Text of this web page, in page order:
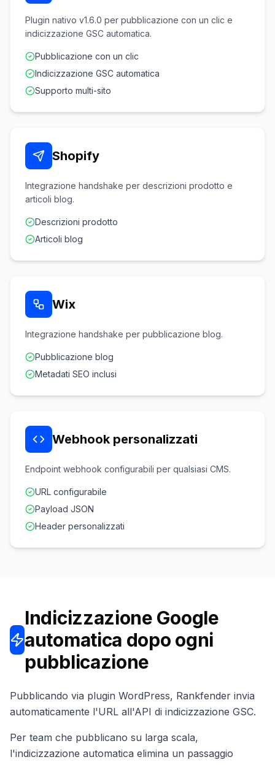
Plugin nativo v1.6.0 per pubblicazione con un clic e
indicizzazione GSC automatica.
Pubblicazione con un clic
Indicizzazione GSC automatica
Supporto multi-sito
Shopify
Integrazione handshake per descrizioni prodotto e
articoli blog.
Descrizioni prodotto
Articoli blog
Wix
Integrazione handshake per pubblicazione blog.
Pubblicazione blog
Metadati SEO inclusi
Webhook personalizzati
Endpoint webhook configurabili per qualsiasi CMS.
URL configurabile
Payload JSON
Header personalizzati
Indicizzazione Google
automatica dopo ogni
pubblicazione
Pubblicando via plugin WordPress, Rankfender invia
automaticamente l'URL all'API di indicizzazione GSC.
Per team che pubblicano su larga scala,
l'indicizzazione automatica elimina un passaggio